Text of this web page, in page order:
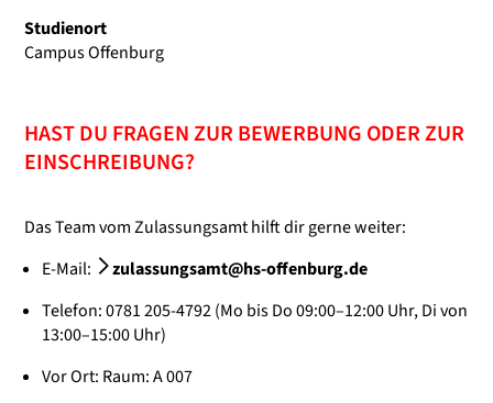
Studienort
Campus Offenburg
HAST DU FRAGEN ZUR BEWERBUNG ODER ZUR
EINSCHREIBUNG?
Das Team vom Zulassungsamt hilft dir gerne weiter:
E-Mail:
zulassungsamt@hs-offenburg.de
Telefon: 0781 205-4792 (Mo bis Do 09:00–12:00 Uhr, Di von
13:00–15:00 Uhr)
Vor Ort: Raum: A 007